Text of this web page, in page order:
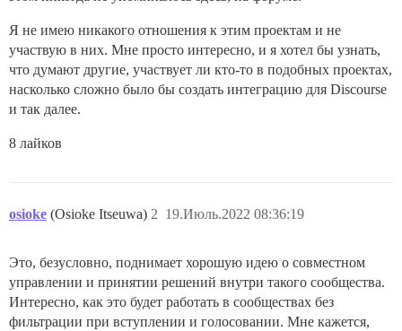
Я не имею никакого отношения к этим проектам и не
участвую в них. Мне просто интересно, и я хотел бы узнать,
что думают другие, участвует ли кто-то в подобных проектах,
насколько сложно было бы создать интеграцию для Discourse
и так далее.
8 лайков
osioke (Osioke Itseuwa) 19.Июль.2022 08:36:19
2
Это, безусловно, поднимает хорошую идею о совместном
управлении и принятии решений внутри такого сообщества.
Интересно, как это будет работать в сообществах без
фильтрации при вступлении и голосовании. Мне кажется,